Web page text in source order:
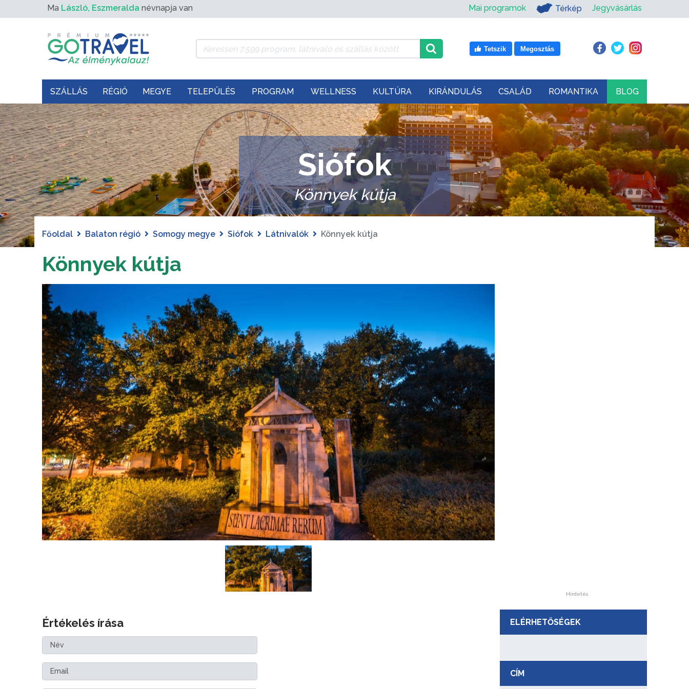
Ma László, Eszmeralda névnapja van Mai programok Térkép Jegyvásárlás
Tetszik Megosztás
SZÁLLÁS RÉGIÓ MEGYE TELEPÜLÉS PROGRAM WELLNESS KULTÚRA KIRÁNDULÁS CSALÁD ROMANTIKA BLOG
Siófok
Könnyek kútja
Főoldal Balaton régió Somogy megye Siófok Látnivalók Könnyek kútja
Könnyek kútja
Értékelés írása
Hirdetés
ELÉRHETŐSÉGEK
CÍM